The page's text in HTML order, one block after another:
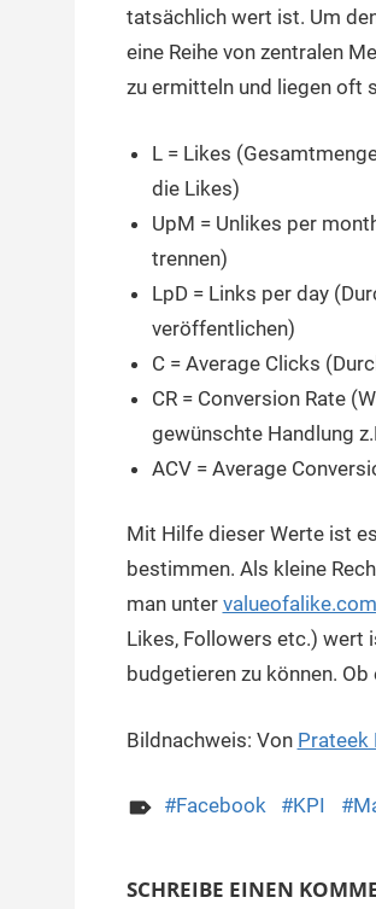
Mai
2019
y
aude
tatsächlich wert ist. Um
eine Reihe von zentralen
zu ermitteln und liegen oft
L = Likes
die Likes)
UpM = Unlikes per
trennen)
LpD = Links per day
veröffentlichen)
C = Average Clicks
CR = Conversion Rate
gewünschte Handlung
ACV = Average
Mit Hilfe dieser Werte ist
bestimmen. Als kleine
man unter valueofalike.com
Likes, Followers etc.) wert
budgetieren zu können.
Bildnachweis: Von Prateek
Facebook KPI
SCHREIBE EINEN